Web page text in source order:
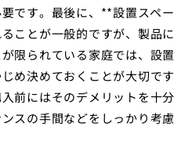
です。最後に、**設置スペ
ことが一般的ですが、製品
限られている家庭では、設
め決めておくことが大切で
前にはそのデメリットを十
スの手間などをしっかり考